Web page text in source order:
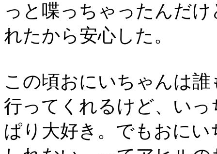
っと喋っちゃったんだ
れたから安心した。
この頃おにいちゃんは
行ってくれるけど、い
ぱり大好き。でもおに